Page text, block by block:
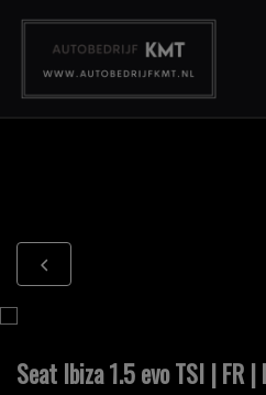
Seat Ibiza 1.5 evo TSI | FR